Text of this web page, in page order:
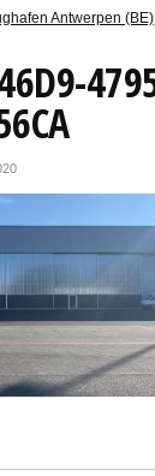
Antwerpen (BE)